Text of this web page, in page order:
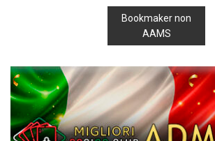
Bookmaker non
AAMS